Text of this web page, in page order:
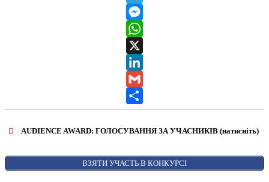
Telegram
Messenger
WhatsApp
X
LinkedIn
Gmail
Share
AUDIENCE AWARD: ГОЛОСУВАННЯ ЗА УЧАСНИКІВ (натисніть)
AUDIENCE AWARD
ВЗЯТИ УЧАСТЬ В КОНКУРСІ